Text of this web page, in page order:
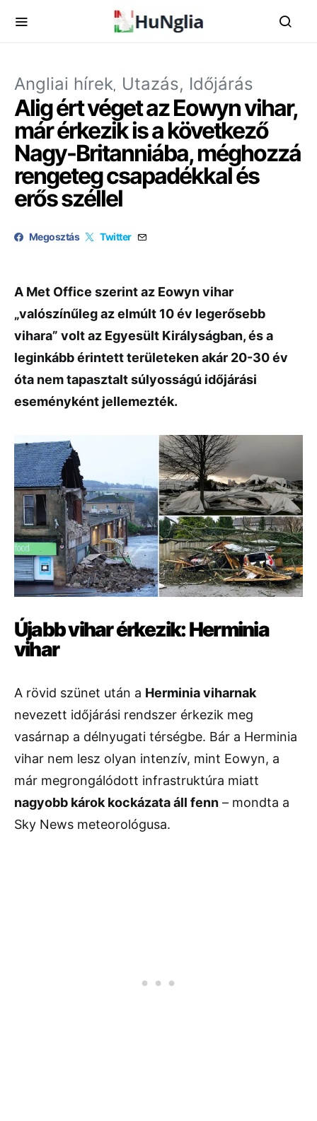
Angliai hírek Utazás, Időjárás
Alig ért véget az Eowyn vihar,
már érkezik is a következő
Nagy-Britanniába, méghozzá
rengeteg csapadékkal és
erős széllel
Megosztás Twitter
A Met Office szerint az Eowyn vihar
„valószínűleg az elmúlt 10 év legerősebb
vihara” volt az Egyesült Királyságban, és a
leginkább érintett területeken akár 20-30 év
óta nem tapasztalt súlyosságú időjárási
eseményként jellemezték.
Újabb vihar érkezik: Herminia
vihar
A rövid szünet után a Herminia viharnak
nevezett időjárási rendszer érkezik meg
vasárnap a délnyugati térségbe. Bár a Herminia
vihar nem lesz olyan intenzív, mint Eowyn, a
már megrongálódott infrastruktúra miatt
nagyobb károk kockázata áll fenn – mondta a
Sky News meteorológusa.